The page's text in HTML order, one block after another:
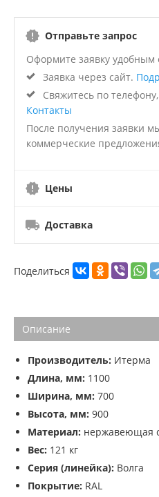
Отправьте запрос
Оформите заявку удобным
Заявка через сайт.
Свяжитесь по
Контакты
После получения заявки
коммерческие
Цены
Доставка
Поделиться
Описание
Производитель: Итерма
Длина, мм: 1100
Ширина, мм: 700
Высота, мм: 900
Материал: нержавеющая
Вес: 121 кг
Серия (линейка): Волга
Покрытие: RAL